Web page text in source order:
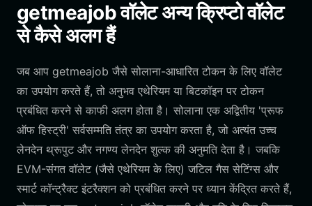
getmeajob वॉलेट अन्य क्रिप्टो वॉलेट
से कैसे अलग हैं
जब आप getmeajob जैसे सोलाना-आधारित टोकन के लिए वॉलेट
का उपयोग करते हैं, तो अनुभव एथेरियम या बिटकॉइन पर टोकन
प्रबंधित करने से काफी अलग होता है। सोलाना एक अद्वितीय 'प्रूफ
ऑफ हिस्ट्री' सर्वसम्मति तंत्र का उपयोग करता है, जो अत्यंत उच्च
लेनदेन थ्रूपुट और नगण्य लेनदेन शुल्क की अनुमति देता है। जबकि
EVM-संगत वॉलेट (जैसे एथेरियम के लिए) जटिल गैस सेटिंग्स और
स्मार्ट कॉन्ट्रैक्ट इंटरैक्शन को प्रबंधित करने पर ध्यान केंद्रित करते हैं,